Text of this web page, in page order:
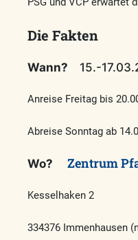
Die Fakten
Wann? 15.-
Anreise Freitag bis
Abreise Sonntag ab
Wo? Zentrum
Kesselhaken 2
334376 Immenhausen